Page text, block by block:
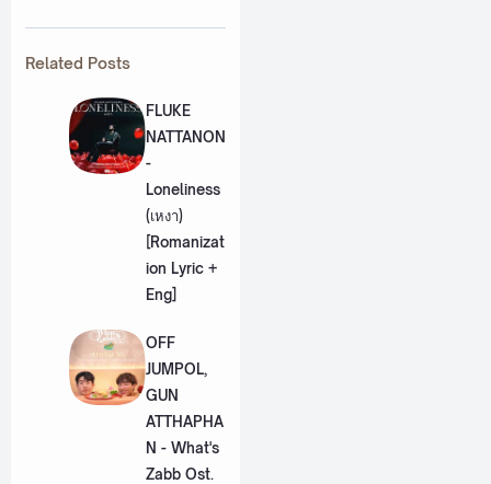
Related Posts
FLUKE
NATTANON
-
Loneliness
(เหงา)
[Romanizat
ion Lyric +
Eng]
OFF
JUMPOL,
GUN
ATTHAPHA
N - What's
Zabb Ost.